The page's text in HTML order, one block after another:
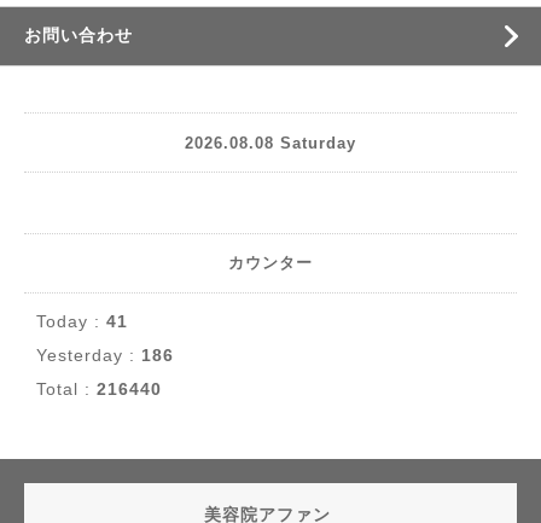
お問い合わせ
2026.08.08 Saturday
カウンター
Today : 41
Yesterday : 186
Total : 216440
美容院アファン